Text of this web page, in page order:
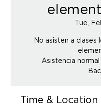
Tue,
No asisten a clases
Asistencia
Time & Location